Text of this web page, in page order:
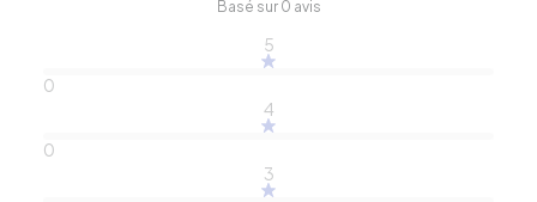
Basé sur 0 avis
5
0
4
0
3